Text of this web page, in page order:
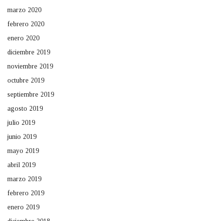
marzo 2020
febrero 2020
enero 2020
diciembre 2019
noviembre 2019
octubre 2019
septiembre 2019
agosto 2019
julio 2019
junio 2019
mayo 2019
abril 2019
marzo 2019
febrero 2019
enero 2019